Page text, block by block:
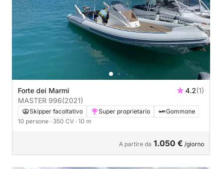
Forte dei Marmi 4.2(1)
MASTER 996(2021)
Skipper facoltativo Super proprietario
Gommone
10 persone · 350 CV · 10 m
A partire da 1.050 € /giorno